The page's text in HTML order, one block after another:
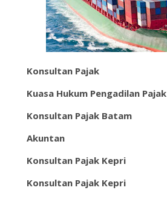
Konsultan Pajak
Kuasa Hukum Pengadilan Pajak
Konsultan Pajak Batam
Akuntan
Konsultan Pajak Kepri
Konsultan Pajak Kepri